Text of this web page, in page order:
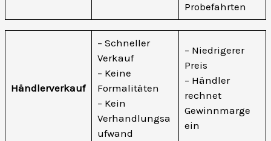
Probefahrten
Händlerverkauf
– Schneller
Verkauf
– Keine
Formalitäten
– Kein
Verhandlungsa
ufwand
– Niedrigerer
Preis
– Händler
rechnet
Gewinnmarge
ein